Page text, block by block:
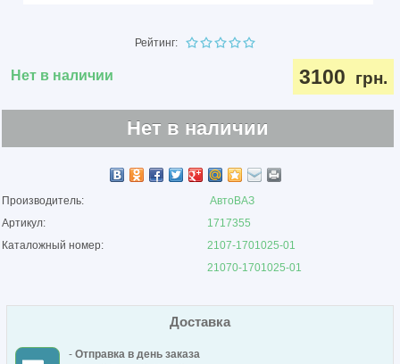
Рейтинг:
Нет в наличии 3100 грн.
Нет в наличии
Производитель:
АвтоВАЗ
Артикул:
1717355
Каталожный номер:
2107-1701025-01
21070-1701025-01
Доставка
- Отправка в день заказа